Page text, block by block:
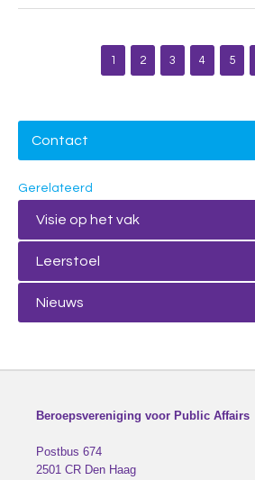
1 2 3 4 5
Contact
Gerelateerd
Visie op het vak
Leerstoel
Nieuws
Beroepsvereniging voor Public Affairs
Postbus 674
2501 CR Den Haag